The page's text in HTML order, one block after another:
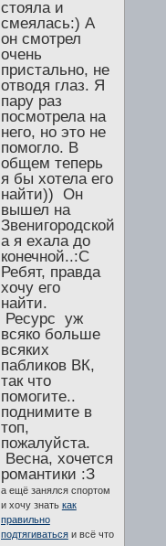
стояла и
смеялась:) А
он смотрел
очень
пристально, не
отводя глаз. Я
пару раз
посмотрела на
него, но это не
помогло. В
общем теперь
я бы хотела его
найти)) Он
вышел на
Звенигородской,
а я ехала до
конечной..:С
Ребят, правда
хочу его
найти.
Ресурс уж
всяко больше
всяких
пабликов ВК,
так что
помогите..
поднимите в
топ,
пожалуйста.
Весна, хочется
романтики :З
а ещё занялся спортом
и хочу знать как
правильно
подтягиватьсяи всё что